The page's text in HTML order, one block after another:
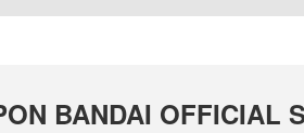
BANDAI OFFICIAL